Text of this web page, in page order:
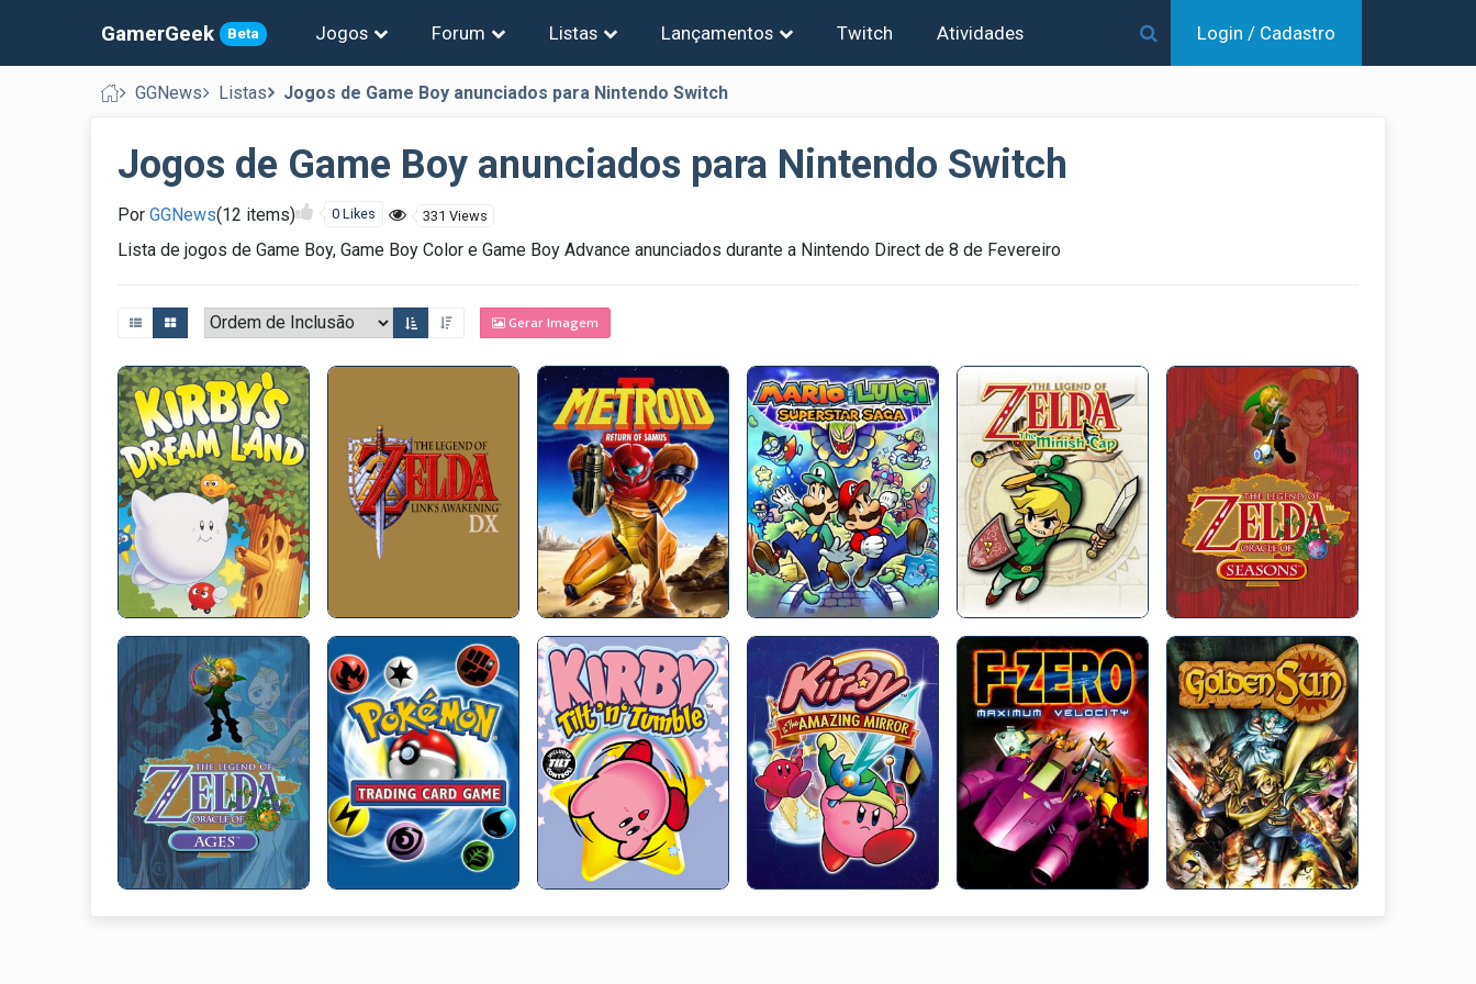
GamerGeek Beta Jogos Forum Listas Lançamentos Twitch Atividades Login / Cadastro
GGNews Listas Jogos de Game Boy anunciados para Nintendo Switch
Jogos de Game Boy anunciados para Nintendo Switch
Por GGNews(12 items) 0 Likes 331 Views
Lista de jogos de Game Boy, Game Boy Color e Game Boy Advance anunciados durante a Nintendo Direct de 8 de Fevereiro
Gerar Imagem